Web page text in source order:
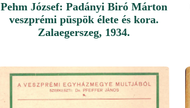
Pehm József: Padányi Biró Márton
veszprémi püspök élete és kora.
Zalaegerszeg, 1934.